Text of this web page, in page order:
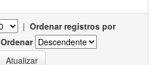
| Ordenar registros por
Ordenar